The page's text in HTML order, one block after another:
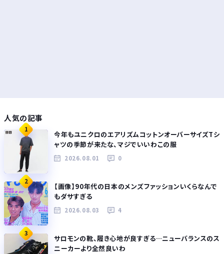
人気の記事
1
今年もユニクロのエアリズムコットンオーバーサイズTシ
ャツの季節が来たな、マジでいいわこの服
2026.08.01 0
2
【画像】90年代の日本のメンズファッションいくらなんで
もダサすぎる
2026.08.03 4
3
サロモンの靴、履き心地が良すぎる…ニューバランスのス
ニーカーより全然良いわ